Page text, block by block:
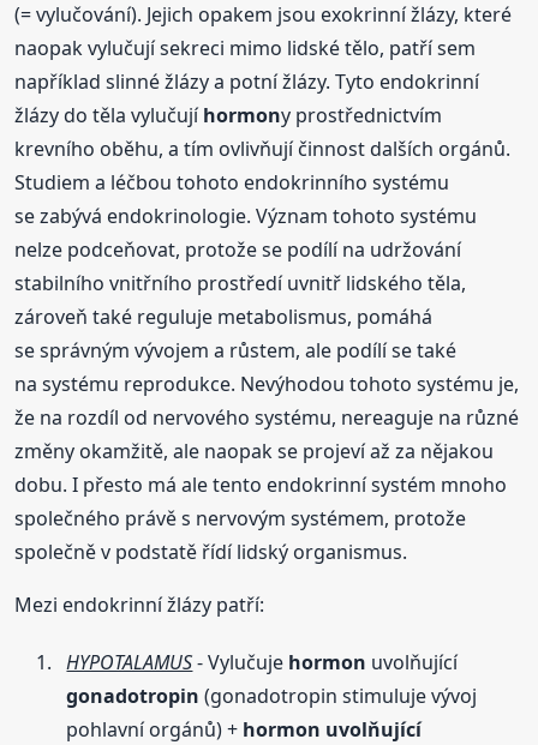
(= vylučování). Jejich opakem jsou exokrinní žlázy, které
naopak vylučují sekreci mimo lidské tělo, patří sem
například slinné žlázy a potní žlázy. Tyto endokrinní
žlázy do těla vylučujíhormony prostřednictvím
krevního oběhu, a tím ovlivňují činnost dalších orgánů.
Studiem a léčbou tohoto endokrinního systému
se zabývá endokrinologie. Význam tohoto systému
nelze podceňovat, protože se podílí na udržování
stabilního vnitřního prostředí uvnitř lidského těla,
zároveň také reguluje metabolismus, pomáhá
se správným vývojem a růstem, ale podílí se také
na systému reprodukce. Nevýhodou tohoto systému je,
že na rozdíl od nervového systému, nereaguje na různé
změny okamžitě, ale naopak se projeví až za nějakou
dobu. I přesto má ale tento endokrinní systém mnoho
společného právě s nervovým systémem, protože
společně v podstatě řídí lidský organismus.
Mezi endokrinní žlázy patří:
HYPOTALAMUS- Vylučuje hormon uvolňující
gonadotropin (gonadotropin stimuluje vývoj
pohlavní orgánů) + hormon uvolňující